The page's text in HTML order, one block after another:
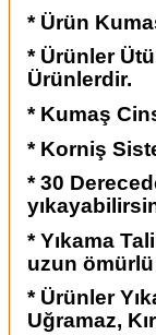
* Ürün
* Ürünler
Ürünlerdir.
* Kumaş
* Korniş
* 30
* Yıkama
uzun
* Ürünler
Uğramaz,